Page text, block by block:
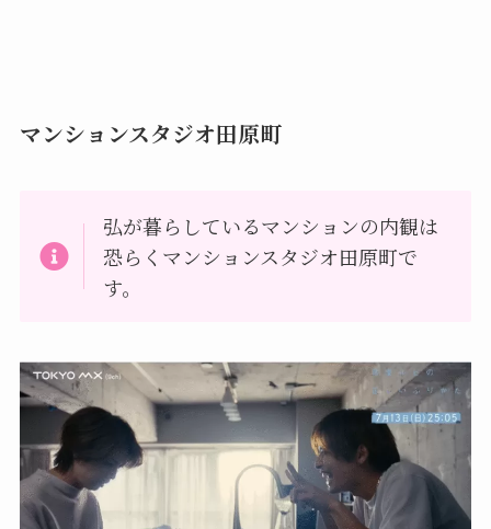
マンションスタジオ田原町
弘が暮らしているマンションの内観は
恐らくマンションスタジオ田原町で
す。